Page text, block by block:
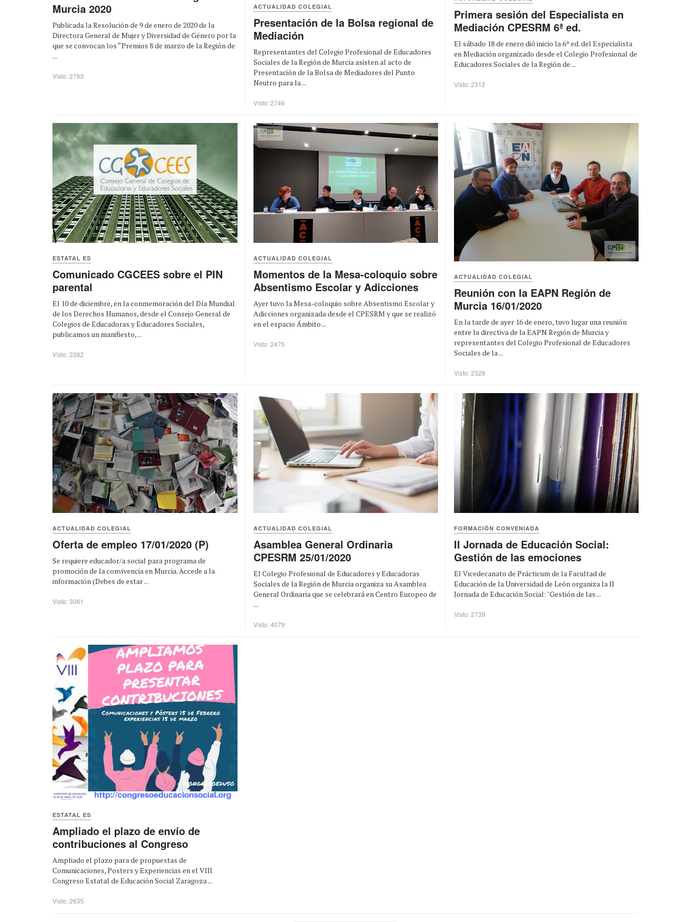
Murcia 2020
Publicada la Resolución de 9 de enero de 2020 de la
Directora General de Mujer y Diversidad de Género por la
que se convocan los “Premios 8 de marzo de la Región de
...
Visto: 2763
ACTUALIDAD COLEGIAL
Presentación de la Bolsa regional de
Mediación
Representantes del Colegio Profesional de Educadores
Sociales de la Región de Murcia asisten al acto de
Presentación de la Bolsa de Mediadores del Punto
Neutro para la ...
Visto: 2746
Primera sesión del Especialista en
Mediación CPESRM 6ª ed.
El sábado 18 de enero dió inicio la 6ª ed. del Especialista
en Mediación organizado desde el Colegio Profesional de
Educadores Sociales de la Región de ...
Visto: 2312
ESTATAL ES
Comunicado CGCEES sobre el PIN
parental
El 10 de diciembre, en la conmemoración del Día Mundial
de los Derechos Humanos, desde el Consejo General de
Colegios de Educadoras y Educadores Sociales,
publicamos un manifiesto, ...
Visto: 2382
ACTUALIDAD COLEGIAL
Momentos de la Mesa-coloquio sobre
Absentismo Escolar y Adicciones
Ayer tuvo la Mesa-coloquio sobre Absentismo Escolar y
Adicciones organizada desde el CPESRM y que se realizó
en el espacio Ámbito ...
Visto: 2475
ACTUALIDAD COLEGIAL
Reunión con la EAPN Región de
Murcia 16/01/2020
En la tarde de ayer 16 de enero, tuvo lugar una reunión
entre la directiva de la EAPN Región de Murcia y
representantes del Colegio Profesional de Educadores
Sociales de la ...
Visto: 2328
ACTUALIDAD COLEGIAL
Oferta de empleo 17/01/2020 (P)
Se requiere educador/a social para programa de
promoción de la convivencia en Murcia. Accede a la
información (Debes de estar ...
Visto: 3061
ACTUALIDAD COLEGIAL
Asamblea General Ordinaria
CPESRM 25/01/2020
El Colegio Profesional de Educadores y Educadoras
Sociales de la Región de Murcia organiza su Asamblea
General Ordinaria que se celebrará en Centro Europeo de
...
Visto: 4079
FORMACIÓN CONVENIADA
II Jornada de Educación Social:
Gestión de las emociones
El Vicedecanato de Prácticum de la Facultad de
Educación de la Universidad de León organiza la II
Jornada de Educación Social: "Gestión de las ...
Visto: 2739
ESTATAL ES
Ampliado el plazo de envío de
contribuciones al Congreso
Ampliado el plazo para de propuestas de
Comunicaciones, Posters y Experiencias en el VIII
Congreso Estatal de Educación Social Zaragoza ...
Visto: 2635